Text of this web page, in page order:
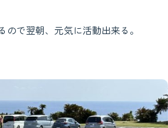
で翌朝、元気に活動出来る。